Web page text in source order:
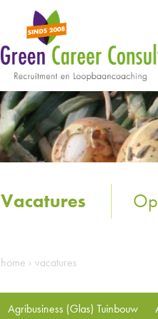
Vacatures
home › vacatures
Agribusiness (Glas) Tuinbouw